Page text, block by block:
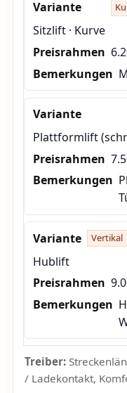
Sitzlift · Kurve
Plattformlift
Vertikal
Hublift
Treiber:
/ Ladekontakt,